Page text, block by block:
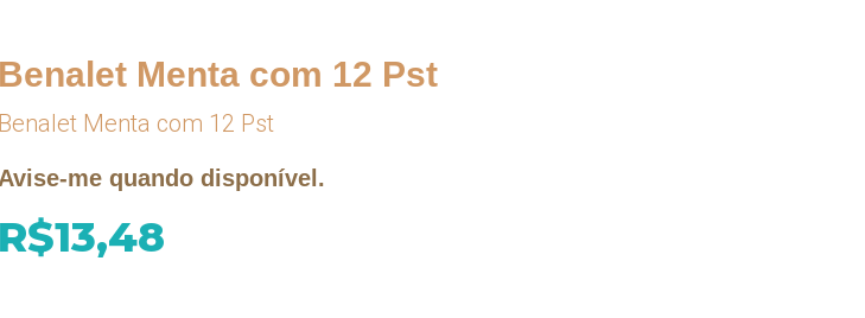
Benalet Menta com 12 Pst
Benalet Menta com 12 Pst
Avise-me quando disponível.
R$13,48